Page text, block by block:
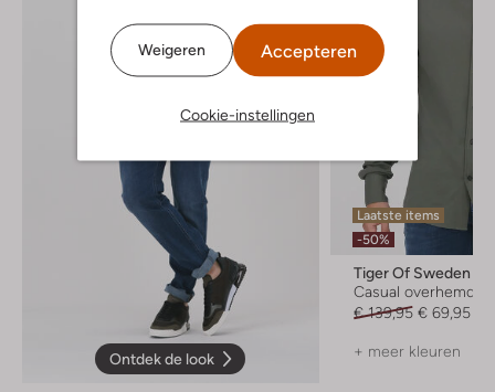
Weigeren Accepteren
Cookie-instellingen
Ontdek de look
Laatste items
-50%
Tiger Of Sweden
Casual overhemd
€ 139,95 € 69,95
+ meer kleuren